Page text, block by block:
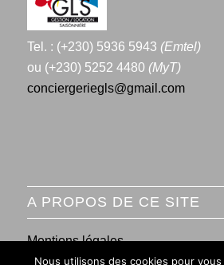
Tel. : (+230) 5936 5943 (Emtel)
ou (+230) 5252 4480 (MyT)
conciergeriegls@gmail.com
A PROPOS DE CE SITE
Mentions légales
Nous utilisons des cookies pour